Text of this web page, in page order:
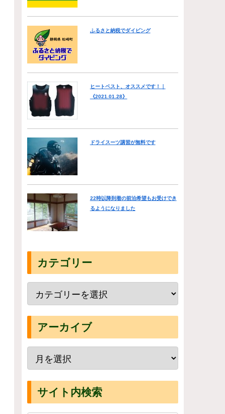
ふるさと納税でダイビング
ヒートベスト、オススメです！｜
《2021.01.28》
ドライスーツ講習が無料です
22時以降到着の前泊希望もお受けでき
るようになりました
カテゴリー
アーカイブ
サイト内検索